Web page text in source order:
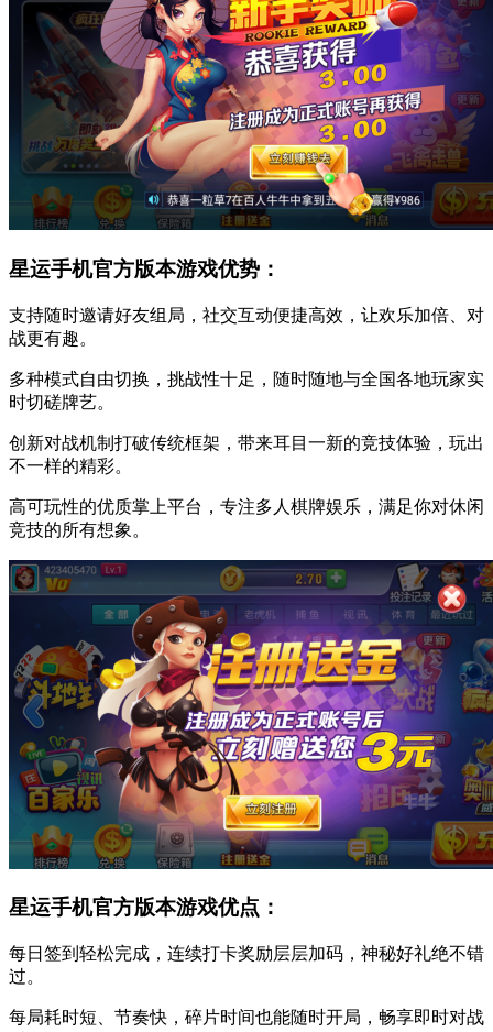
星运手机官方版本游戏优势：
支持随时邀请好友组局，社交互动便捷高效，让欢乐加倍、对
战更有趣。
多种模式自由切换，挑战性十足，随时随地与全国各地玩家实
时切磋牌艺。
创新对战机制打破传统框架，带来耳目一新的竞技体验，玩出
不一样的精彩。
高可玩性的优质掌上平台，专注多人棋牌娱乐，满足你对休闲
竞技的所有想象。
星运手机官方版本游戏优点：
每日签到轻松完成，连续打卡奖励层层加码，神秘好礼绝不错
过。
每局耗时短、节奏快，碎片时间也能随时开局，畅享即时对战